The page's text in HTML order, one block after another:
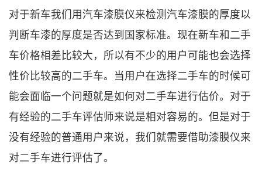
对于新车我们用汽车漆膜仪来检测汽车漆膜的厚度以
判断车漆的厚度是否达到国家标准。现在新车和二手
车价格相差比较大，所以有不少的用户可能也会选择
性价比较高的二手车。当用户在选择二手车的时候可
能会面临一个问题就是如何对二手车进行估价。对于
有经验的二手车评估师来说是相对容易的。但是对于
没有经验的普通用户来说，我们就需要借助漆膜仪来
对二手车进行评估了。